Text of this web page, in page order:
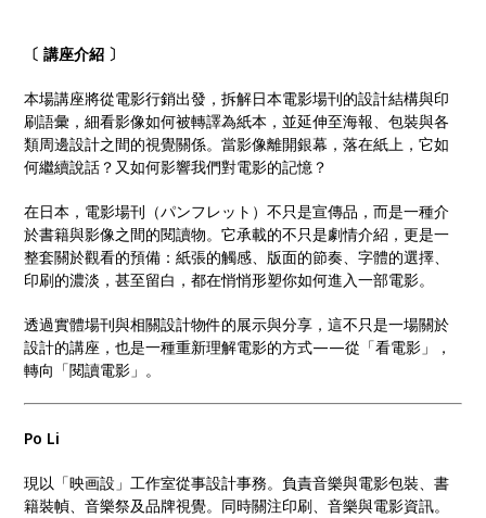
〔 講座介紹 〕
本場講座將從電影行銷出發，拆解日本電影場刊的設計結構與印
刷語彙，細看影像如何被轉譯為紙本，並延伸至海報、包裝與各
類周邊設計之間的視覺關係。當影像離開銀幕，落在紙上，它如
何繼續說話？又如何影響我們對電影的記憶？
在日本，電影場刊（パンフレット）不只是宣傳品，而是一種介
於書籍與影像之間的閱讀物。它承載的不只是劇情介紹，更是一
整套關於觀看的預備：紙張的觸感、版面的節奏、字體的選擇、
印刷的濃淡，甚至留白，都在悄悄形塑你如何進入一部電影。
透過實體場刊與相關設計物件的展示與分享，這不只是一場關於
設計的講座，也是一種重新理解電影的方式——從「看電影」，
轉向「閱讀電影」。
Po Li
現以「映画設」工作室從事設計事務。負責音樂與電影包裝、書
籍裝幀、音樂祭及品牌視覺。同時關注印刷、音樂與電影資訊。